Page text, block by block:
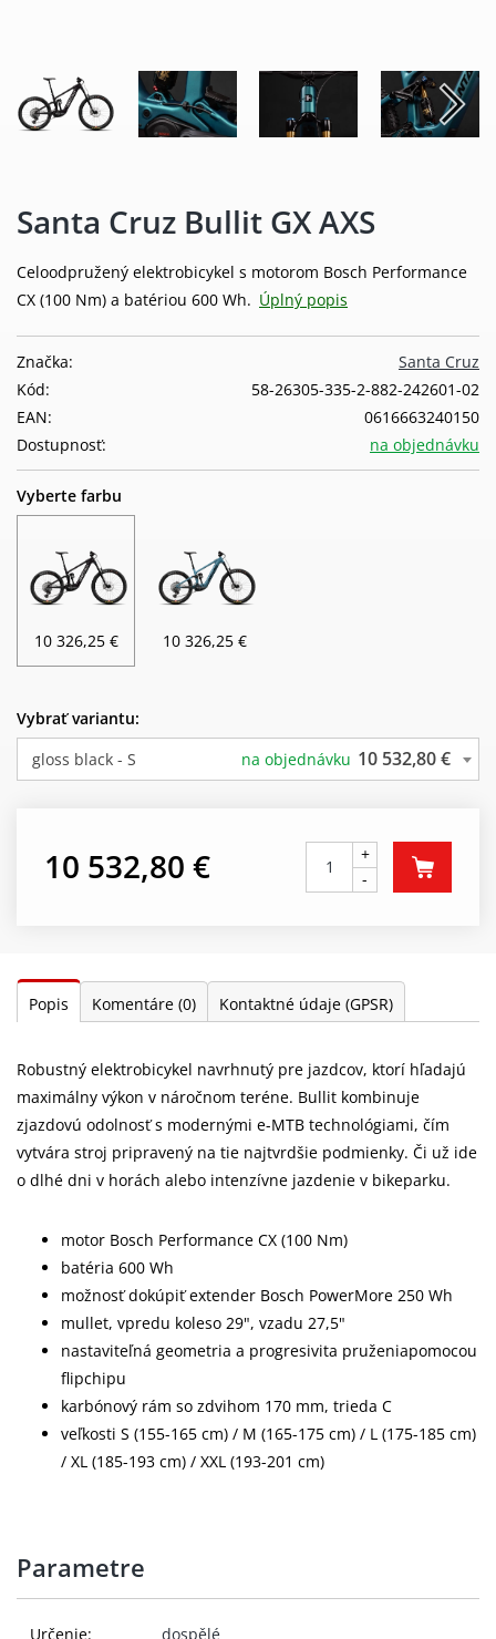
Santa Cruz Bullit GX AXS
Celoodpružený elektrobicykel s motorom Bosch Performance
CX (100 Nm) a batériou 600 Wh. Úplný popis
Santa Cruz
Značka:
58-26305-335-2-882-242601-02
Kód:
0616663240150
EAN:
na objednávku
Dostupnosť:
Vyberte farbu
10 326,25 € 10 326,25 €
Vybrať variantu:
gloss black - S
na objednávku 10 532,80 €
10 532,80 €
+
-
Popis Komentáre (0) Kontaktné údaje (GPSR)
Robustný elektrobicykel navrhnutý pre jazdcov, ktorí hľadajú
maximálny výkon v náročnom teréne. Bullit kombinuje
zjazdovú odolnosť s modernými e-MTB technológiami, čím
vytvára stroj pripravený na tie najtvrdšie podmienky. Či už ide
o dlhé dni v horách alebo intenzívne jazdenie v bikeparku.
motor Bosch Performance CX (100 Nm)
batéria 600 Wh
možnosť dokúpiť extender Bosch PowerMore 250 Wh
mullet, vpredu koleso 29", vzadu 27,5"
nastaviteľná geometria a progresivita pruženiapomocou
flipchipu
karbónový rám so zdvihom 170 mm, trieda C
veľkosti S (155-165 cm) / M (165-175 cm) / L (175-185 cm)
/ XL (185-193 cm) / XXL (193-201 cm)
Parametre
Určenie: dospělé